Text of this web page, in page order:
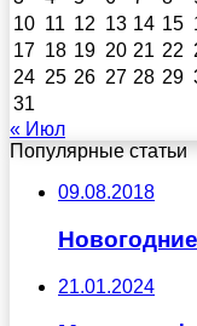
10 11 12 13 14 15
17 18 19 20 21 22
24 25 26 27 28 29
31
« Июл
Популярные статьи
09.08.2018
21.01.2024